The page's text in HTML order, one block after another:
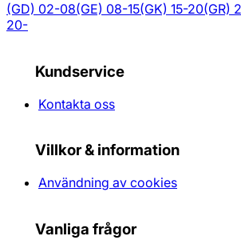
(GD) 02-08(GE) 08-15(GK) 15-20(GR)
20-
Kundservice
Kontakta oss
Villkor & information
Användning av cookies
Vanliga frågor